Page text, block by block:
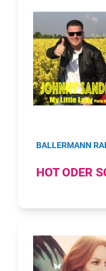
BALLERMANN
HOT ODER